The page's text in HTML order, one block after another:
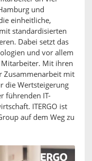
und
einheitliche,
standardisierten
Dabei setzt das
und vor allem
Mitarbeiter. Mit ihren
Zusammenarbeit mit
die Wertsteigerung
führenden IT-
ITERGO ist
auf dem Weg zu